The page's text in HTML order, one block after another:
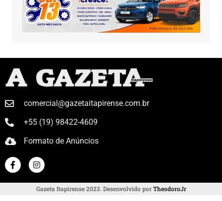
comercial@gazetaitapirense.com.br
+55 (19) 98422-4609
Formato de Anúncios
Gazeta Itapirense 2023. Desenvolvido porTheodoroJr